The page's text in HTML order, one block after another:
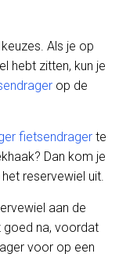
Als je op
hebt zitten, kun je
op de
fietsendrager te
Dan kom je
reservewiel uit.
aan de
goed na, voordat
voor op een